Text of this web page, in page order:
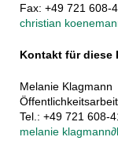
Fax: +49 721 608-
christian
Kontakt für diese
Melanie Klagmann
Tel.: +49 721 608-
melanie klagmann∂